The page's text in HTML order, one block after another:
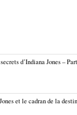
d’Indiana Jones –
et le cadran de la